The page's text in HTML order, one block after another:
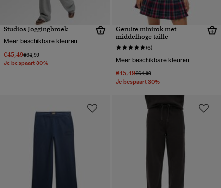
Studios Joggingbroek
Meer beschikbare kleuren
€45,49Prijs verlaagd van
€64,99naar
Je bespaart 30%
Geruite minirok met
middelhoge taille
(6)
Meer beschikbare kleuren
€45,49Prijs verlaagd van
€64,99naar
Je bespaart 30%